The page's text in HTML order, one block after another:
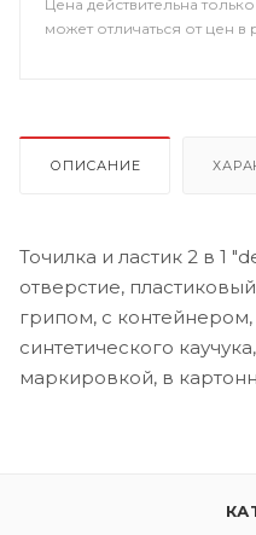
Цена действительна
может отличаться от цен
ОПИСАНИЕ
Точилка и ластик 2 в 1
отверстие,
грипом, с
синтетического
маркировкой, в